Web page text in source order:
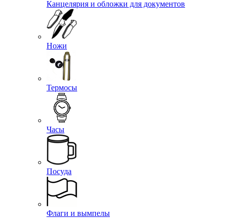
Канцелярия и обложки для документов
Ножи
Термосы
Часы
Посуда
Флаги и вымпелы